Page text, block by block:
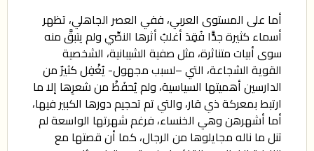
أما على المستوى العربي، ففي العصر الجاهلي، تظهر
أسماء كثيرة جدًّا فُقِدَ أغلبُ أثرها النصِّي ولم يتبقَّ منه
سوى أبيات متناثرة، مثل صفية الشيبانية، الشخصية
القوية الشجاعة، التي –لسبب مجهول- يُغْفِل كثيرٌ من
الدارسين أهميتها السياسية، ولم يُحفَظْ من شعرِها إلا ما
ارتبط بمعركة ذي قار، والتي تم تحجيم دورها الكبير فيها،
أما أشهرهن وهي الخنساء، فرغم شهرتها الواسعة لم
تنل ما ناله مجايلوها من الرجال، كما أن قصتها مع